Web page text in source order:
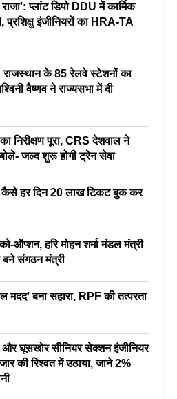
प्लांट डिपो DDU में कार्मिक
प्रशिक्षु इंजीनियरों का HRA-TA
के 85 रेलवे स्टेशनों का
वैष्णव ने राज्यसभा में दी
निरीक्षण पूरा, CRS देशवाल ने
जल्द शुरू होगी ट्रेन सेवा
हर दिन 20 लाख टिकट बुक कर
हरि मोहन शर्मा मंडल मंत्री
संगठन मंत्री
मदद’ बना सहारा, RPF की तत्परता
घूसखोर सीनियर सेक्शन इंजीनियर
की रिश्वत में उठाया, जाने 2%